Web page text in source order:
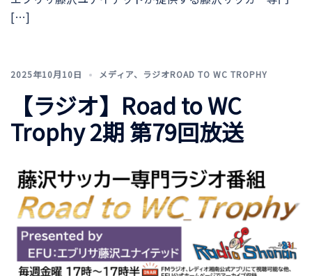
[…]
2025年10月10日 メディア、 ラジオROAD TO WC TROPHY
【ラジオ】Road to WC
Trophy 2期 第79回放送